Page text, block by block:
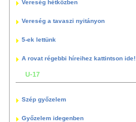
Vereség hétközben
Vereség a tavaszi nyitányon
5-ek lettünk
A rovat régebbi híreihez kattintson ide!
U-17
Szép győzelem
Győzelem idegenben